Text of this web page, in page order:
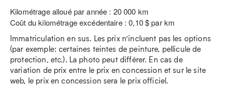
Kilométrage alloué par année : 20 000 km
Coût du kilométrage excédentaire : 0,10 $ par km
Immatriculation en sus. Les prix n’incluent pas les options
(par exemple: certaines teintes de peinture, pellicule de
protection, etc.). La photo peut différer. En cas de
variation de prix entre le prix en concession et sur le site
web, le prix en concession sera le prix officiel.